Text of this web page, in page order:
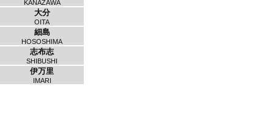
KANAZAWA
大分
OITA
細島
HOSOSHIMA
志布志
SHIBUSHI
伊万里
IMARI